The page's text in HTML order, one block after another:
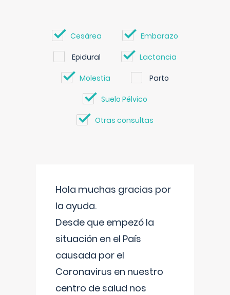
Cesárea Embarazo
Epidural Lactancia
Molestia Parto
Suelo Pélvico
Otras consultas
Hola muchas gracias por
la ayuda.
Desde que empezó la
situación en el País
causada por el
Coronavirus en nuestro
centro de salud nos